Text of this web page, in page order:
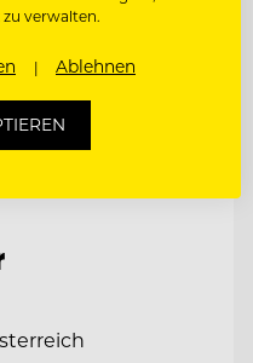
verwalten.
Ablehnen